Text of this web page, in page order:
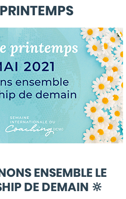
ENSEMBLE LE
DE DEMAIN 🔆